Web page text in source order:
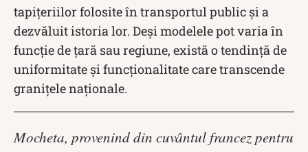
tapițeriilor folosite în transportul public și a
dezvăluit istoria lor. Deși modelele pot varia în
funcție de țară sau regiune, există o tendință de
uniformitate și funcționalitate care transcende
granițele naționale.
Mocheta, provenind din cuvântul francez pentru